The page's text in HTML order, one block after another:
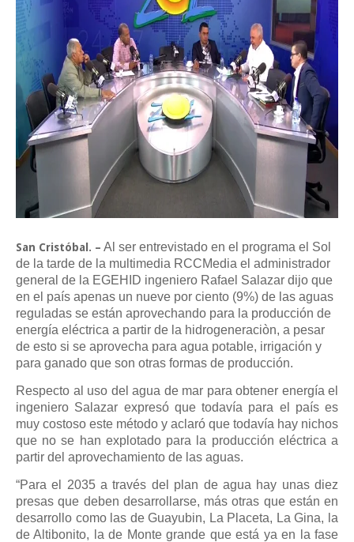
San Cristóbal. – Al ser entrevistado en el programa el Sol
de la tarde de la multimedia RCCMedia el administrador
general de la EGEHID ingeniero Rafael Salazar dijo que
en el país apenas un nueve por ciento (9%) de las aguas
reguladas se están aprovechando para la producción de
energía eléctrica a partir de la hidrogeneraciòn, a pesar
de esto si se aprovecha para agua potable, irrigación y
para ganado que son otras formas de producción.
Respecto al uso del agua de mar para obtener energía el
ingeniero Salazar expresó que todavía para el país es
muy costoso este método y aclaró que todavía hay nichos
que no se han explotado para la producción eléctrica a
partir del aprovechamiento de las aguas.
“Para el 2035 a través del plan de agua hay unas diez
presas que deben desarrollarse, más otras que están en
desarrollo como las de Guayubin, La Placeta, La Gina, la
de Altibonito, la de Monte grande que está ya en la fase